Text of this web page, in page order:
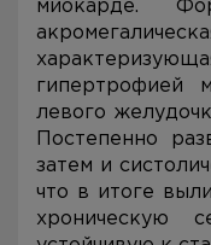
миокарде.
гипертрофией
левого
Постепенно
затем и
что в итоге
хроническую